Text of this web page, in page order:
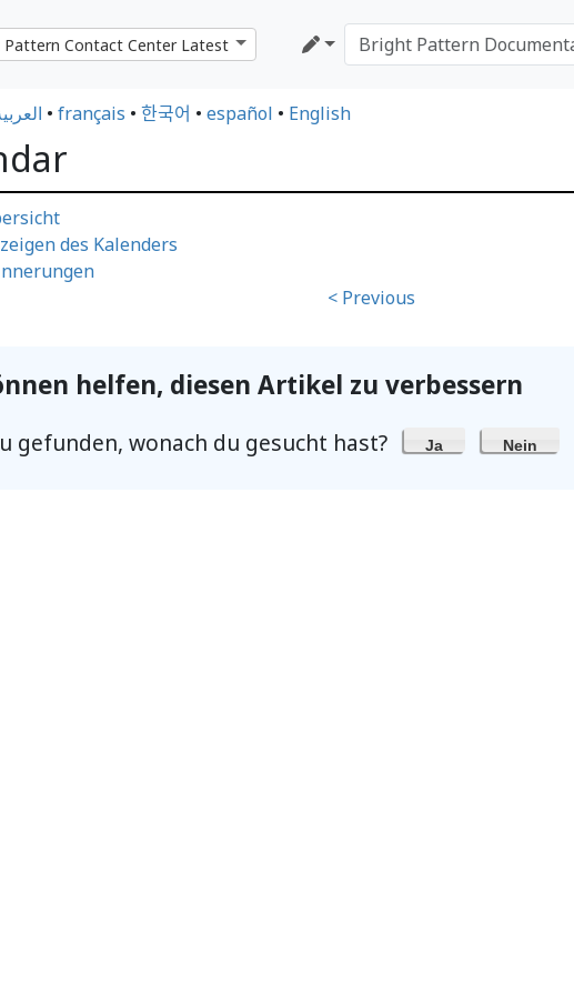
• français • 한국어 • español • English
des Kalenders
< Previous
helfen, diesen Artikel zu verbessern
gefunden, wonach du gesucht hast? Ja Nein